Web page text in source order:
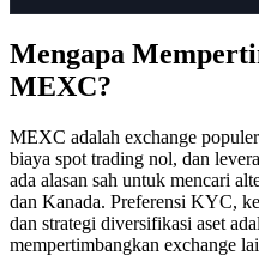
Mengapa
MEXC?
MEXC adalah exchange
biaya spot trading nol, dan
ada alasan sah untuk mencari
dan Kanada. Preferensi KYC,
dan strategi diversifikasi aset
mempertimbangkan exchange